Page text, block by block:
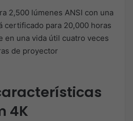
2,500 lúmenes ANSI con una
certificado para 20,000 horas
en una vida útil cuatro veces
de proyector
4K